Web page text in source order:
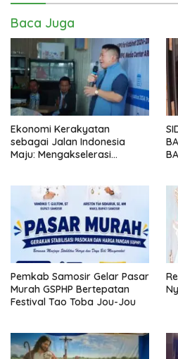
Baca Juga
Ekonomi Kerakyatan
sebagai Jalan Indonesia
Maju: Mengakselerasi
Pemkab Samosir Gelar Pasar
Murah GSPHP Bertepatan
Festival Tao Toba Jou-Jou